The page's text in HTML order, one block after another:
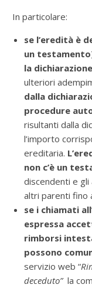
In particolare:
se l’eredità è
un
la
ulteriori
dalla
procedure
risultanti dalla
l’importo
ereditaria.
non c’è un
discendenti e
altri parenti fino
se i chiamati
espressa
rimborsi
possono
servizio web “
deceduto”la